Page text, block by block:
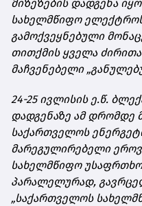
მიზეზების დადგენა
სახელმწიფო
გამოქვეყნებული
თითქმის ყველა
მაჩვენებელი
24-25 ივლისის ე.წ.
დადგენაზე ამ დრომდე
საქართველოს
მარეგულირებელი
სახელმწიფო
პარალელურად,
„საქართველოს